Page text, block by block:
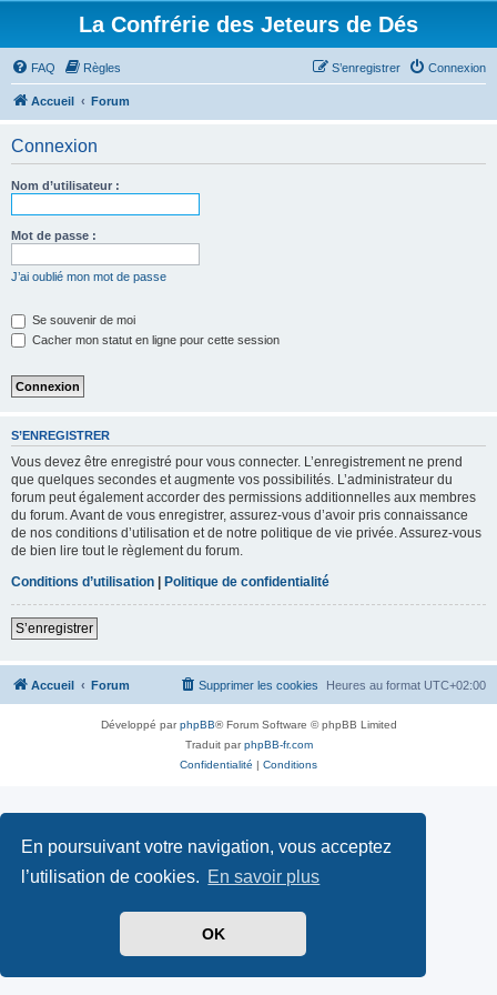
En poursuivant votre navigation, vous acceptez
l’utilisation de cookies. En savoir plus
OK
La Confrérie des Jeteurs de Dés
FAQ Règles Connexion
S’enregistrer
Accueil Forum
Connexion
Nom d’utilisateur :
Mot de passe :
J’ai oublié mon mot de passe
Se souvenir de moi
Cacher mon statut en ligne pour cette session
S’ENREGISTRER
Vous devez être enregistré pour vous connecter. L’enregistrement ne prend
que quelques secondes et augmente vos possibilités. L’administrateur du
forum peut également accorder des permissions additionnelles aux membres
du forum. Avant de vous enregistrer, assurez-vous d’avoir pris connaissance
de nos conditions d’utilisation et de notre politique de vie privée. Assurez-vous
de bien lire tout le règlement du forum.
Conditions d’utilisation | Politique de confidentialité
S’enregistrer
Accueil Forum Heures au format UTC+02:00
Supprimer les cookies
Développé parphpBB® Forum Software © phpBB Limited
Traduit parphpBB-fr.com
Confidentialité | Conditions